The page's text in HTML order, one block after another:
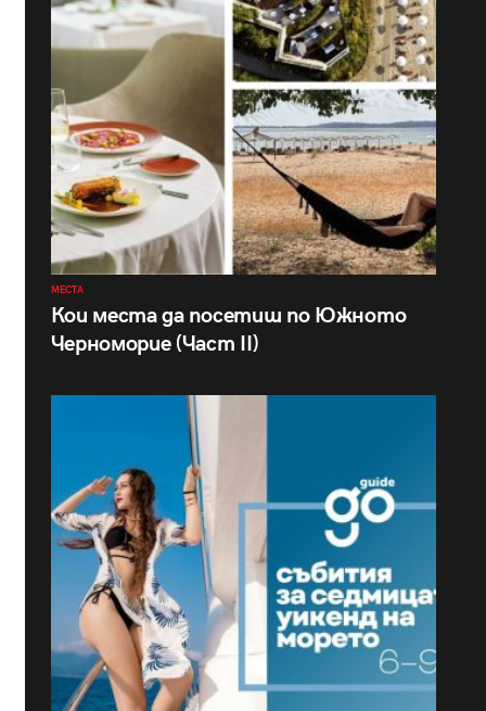
МЕСТА
Кои места да посетиш по Южното
Черноморие (Част II)